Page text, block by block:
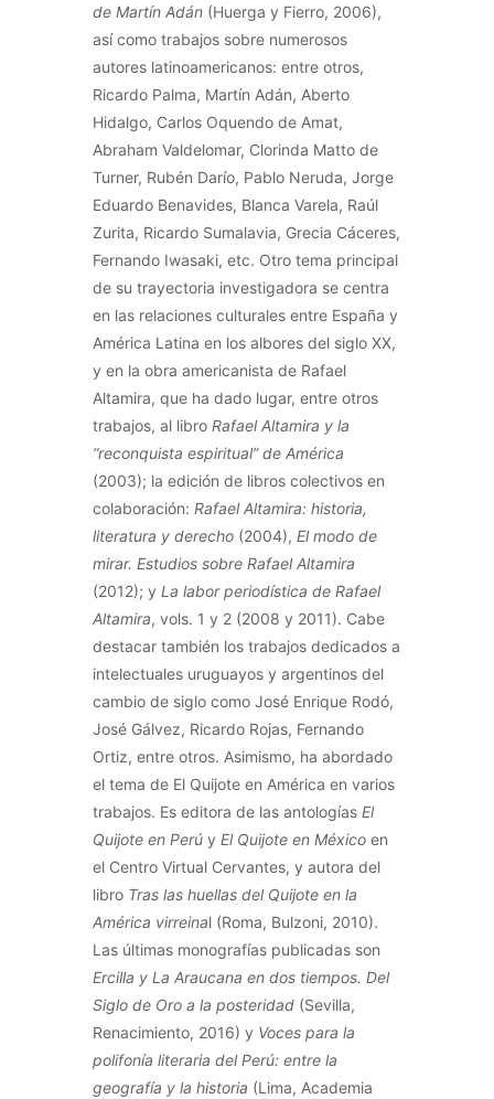
de Martín Adán (Huerga y Fierro, 2006),
así como trabajos sobre numerosos
autores latinoamericanos: entre otros,
Ricardo Palma, Martín Adán, Aberto
Hidalgo, Carlos Oquendo de Amat,
Abraham Valdelomar, Clorinda Matto de
Turner, Rubén Darío, Pablo Neruda, Jorge
Eduardo Benavides, Blanca Varela, Raúl
Zurita, Ricardo Sumalavia, Grecia Cáceres,
Fernando Iwasaki, etc. Otro tema principal
de su trayectoria investigadora se centra
en las relaciones culturales entre España y
América Latina en los albores del siglo XX,
y en la obra americanista de Rafael
Altamira, que ha dado lugar, entre otros
trabajos, al libro Rafael Altamira y la
“reconquista espiritual” de América
(2003); la edición de libros colectivos en
colaboración: Rafael Altamira: historia,
literatura y derecho (2004), El modo de
mirar. Estudios sobre Rafael Altamira
(2012); y La labor periodística de Rafael
Altamira, vols. 1 y 2 (2008 y 2011). Cabe
destacar también los trabajos dedicados a
intelectuales uruguayos y argentinos del
cambio de siglo como José Enrique Rodó,
José Gálvez, Ricardo Rojas, Fernando
Ortiz, entre otros. Asimismo, ha abordado
el tema de El Quijote en América en varios
trabajos. Es editora de las antologías El
Quijote en Perú y El Quijote en México en
el Centro Virtual Cervantes, y autora del
libro Tras las huellas del Quijote en la
América virreinal (Roma, Bulzoni, 2010).
Las últimas monografías publicadas son
Ercilla y La Araucana en dos tiempos. Del
Siglo de Oro a la posteridad (Sevilla,
Renacimiento, 2016) y Voces para la
polifonía literaria del Perú: entre la
geografía y la historia (Lima, Academia